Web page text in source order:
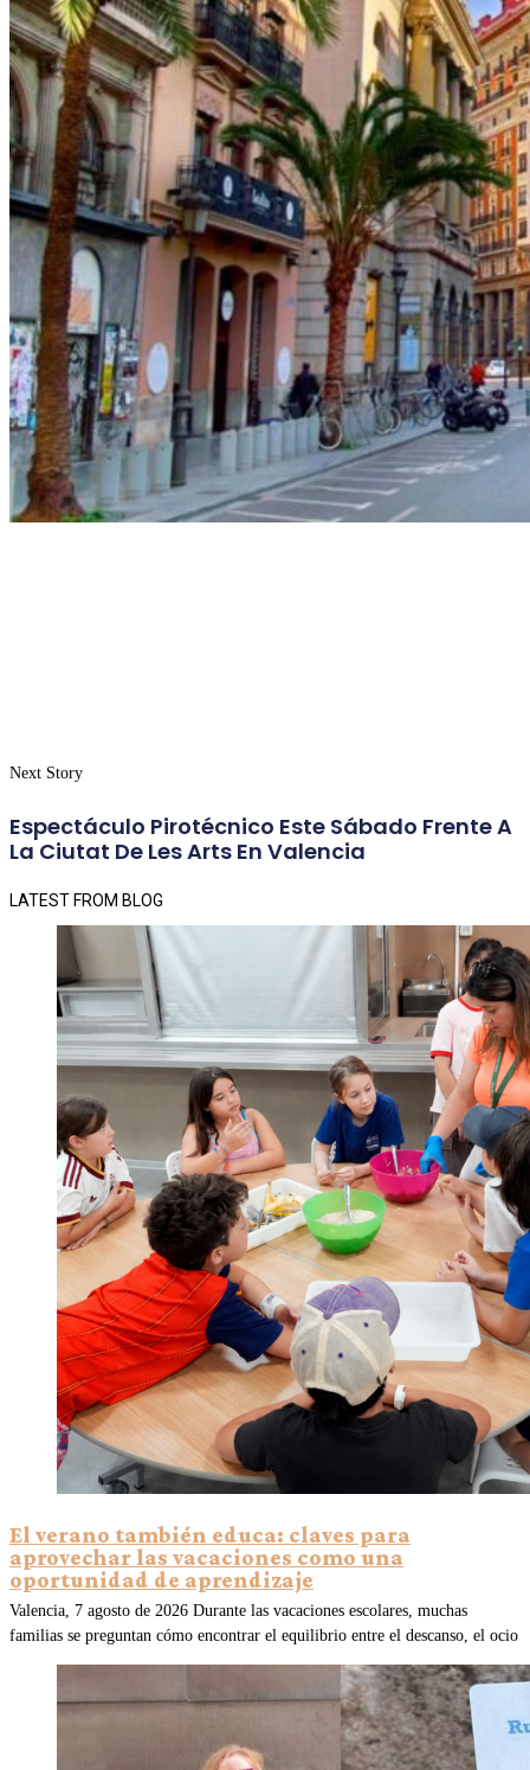
Next Story
Espectáculo Pirotécnico Este Sábado Frente A
La Ciutat De Les Arts En Valencia
LATEST FROM BLOG
El verano también educa: claves para
aprovechar las vacaciones como una
oportunidad de aprendizaje
Valencia, 7 agosto de 2026 Durante las vacaciones escolares, muchas
familias se preguntan cómo encontrar el equilibrio entre el descanso, el ocio